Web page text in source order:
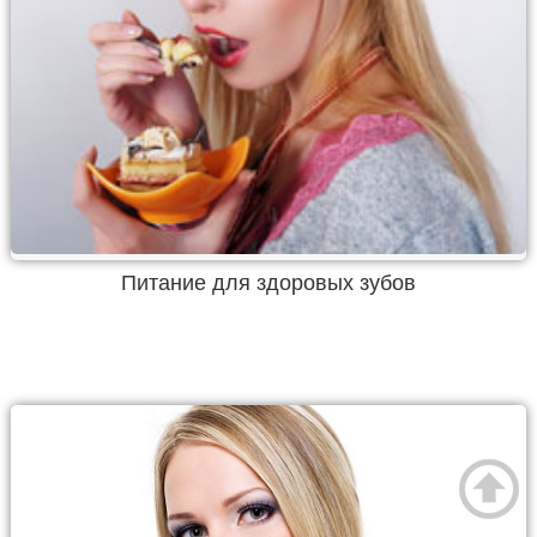
Питание для здоровых зубов